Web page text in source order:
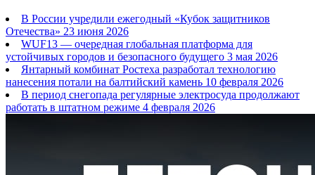
В России учредили ежегодный «Кубок защитников
Отечества» 23 июня 2026
WUF13 — очередная глобальная платформа для
устойчивых городов и безопасного будущего 3 мая 2026
Янтарный комбинат Ростеха разработал технологию
нанесения потали на балтийский камень 10 февраля 2026
В период снегопада регулярные электросуда продолжают
работать в штатном режиме 4 февраля 2026